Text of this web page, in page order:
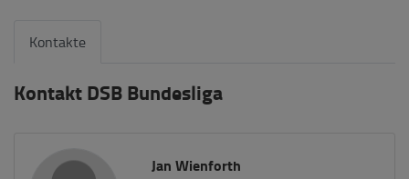
Kontakte
Kontakt DSB Bundesliga
Jan Wienforth